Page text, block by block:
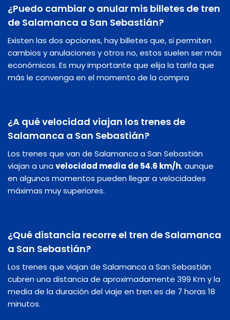
¿Puedo cambiar o anular mis billetes de tren
de Salamanca a San Sebastián?
Existen las dos opciones, hay billetes que, si permiten
cambios y anulaciones y otros no, estos suelen ser más
económicos. Es muy importante que elija la tarifa que
más le convenga en el momento de la compra
¿A qué velocidad viajan los trenes de
Salamanca a San Sebastián?
Los trenes que van de Salamanca a San Sebastián
viajan a unavelocidad media de 54.6 km/h, aunque
en algunos momentos pueden llegar a velocidades
máximas muy superiores.
¿Qué distancia recorre el tren de Salamanca
a San Sebastián?
Los trenes que viajan de Salamanca a San Sebastián
cubren una distancia de aproximadamente 399 Km y la
media de la duración del viaje en tren es de 7 horas 18
minutos.